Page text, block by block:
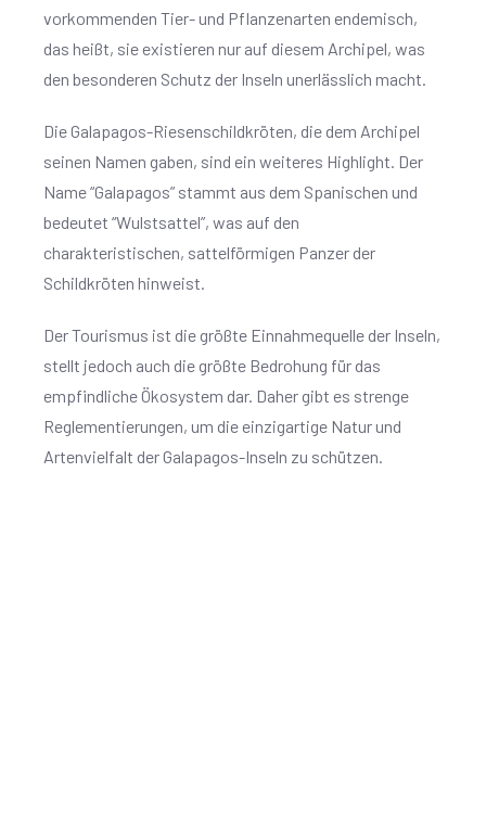
vorkommenden Tier- und Pflanzenarten endemisch,
das heißt, sie existieren nur auf diesem Archipel, was
den besonderen Schutz der Inseln unerlässlich macht.
Die Galapagos-Riesenschildkröten, die dem Archipel
seinen Namen gaben, sind ein weiteres Highlight. Der
Name “Galapagos” stammt aus dem Spanischen und
bedeutet “Wulstsattel”, was auf den
charakteristischen, sattelförmigen Panzer der
Schildkröten hinweist.
Der Tourismus ist die größte Einnahmequelle der Inseln,
stellt jedoch auch die größte Bedrohung für das
empfindliche Ökosystem dar. Daher gibt es strenge
Reglementierungen, um die einzigartige Natur und
Artenvielfalt der Galapagos-Inseln zu schützen.